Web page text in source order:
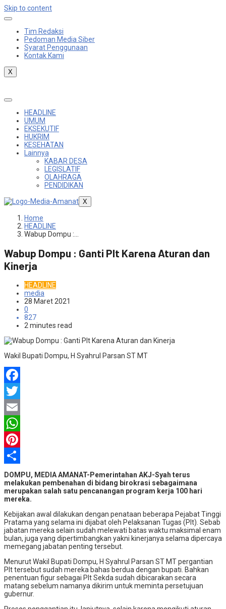
Skip to content
Tim Redaksi
Pedoman Media Siber
Syarat Penggunaan
Kontak Kami
X
HEADLINE
UMUM
EKSEKUTIF
HUKRIM
KESEHATAN
Lainnya
KABAR DESA
LEGISLATIF
OLAHRAGA
PENDIDIKAN
X
Home
HEADLINE
Wabup Dompu :…
Wabup Dompu : Ganti Plt Karena Aturan dan
Kinerja
HEADLINE
media
28 Maret 2021
0
827
2 minutes read
Wakil Bupati Dompu, H Syahrul Parsan ST MT
Facebook
Twitter
Email
WhatsApp
Pinterest
Share
DOMPU, MEDIA AMANAT-Pemerintahan AKJ-Syah terus
melakukan pembenahan di bidang birokrasi sebagaimana
merupakan salah satu pencanangan program kerja 100 hari
mereka.
Kebijakan awal dilakukan dengan penataan beberapa Pejabat Tinggi
Pratama yang selama ini dijabat oleh Pelaksanan Tugas (Plt). Sebab
jabatan mereka selain sudah melewati batas waktu maksimal enam
bulan, juga yang dipertimbangkan yakni kinerjanya selama dipercaya
memegang jabatan penting tersebut.
Menurut Wakil Bupati Dompu, H Syahrul Parsan ST MT pergantian
Plt tersebut sudah mereka bahas berdua dengan bupati. Bahkan
penentuan figur sebagai Plt Sekda sudah dibicarakan secara
matang sebelum namanya dikirim untuk meminta persetujuan
gubernur.